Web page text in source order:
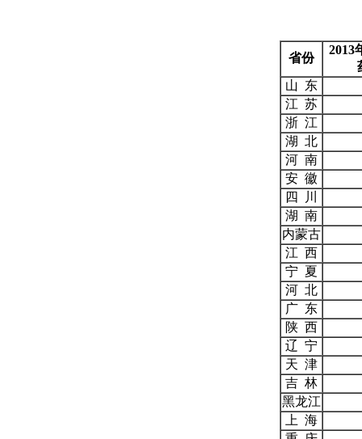
省份
2013
山 东
江 苏
浙 江
湖 北
河 南
安 徽
四 川
湖 南
内蒙古
江 西
宁 夏
河 北
广 东
陕 西
辽 宁
天 津
吉 林
黑龙江
上 海